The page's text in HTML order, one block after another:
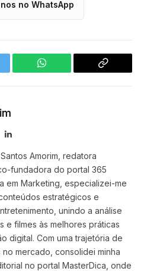
no WhatsApp
WhatsApp
Copy
LinkedIn
Amorim, redatora
fundadora do portal 365
em Marketing, especializei-me
estratégicos e
unindo a análise
e filmes às melhores práticas
digital. Com uma trajetória de
no mercado, consolidei minha
no portal MasterDica, onde